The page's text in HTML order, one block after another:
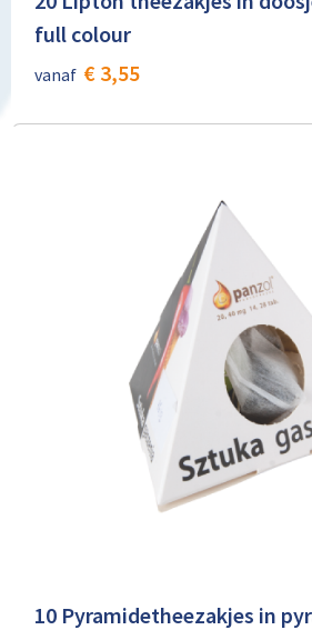
full colour
vanaf € 3,55
10 Pyramidetheezakjes in